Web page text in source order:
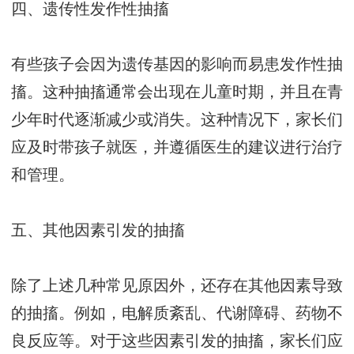
四、遗传性发作性抽搐
有些孩子会因为遗传基因的影响而易患发作性抽
搐。这种抽搐通常会出现在儿童时期，并且在青
少年时代逐渐减少或消失。这种情况下，家长们
应及时带孩子就医，并遵循医生的建议进行治疗
和管理。
五、其他因素引发的抽搐
除了上述几种常见原因外，还存在其他因素导致
的抽搐。例如，电解质紊乱、代谢障碍、药物不
良反应等。对于这些因素引发的抽搐，家长们应